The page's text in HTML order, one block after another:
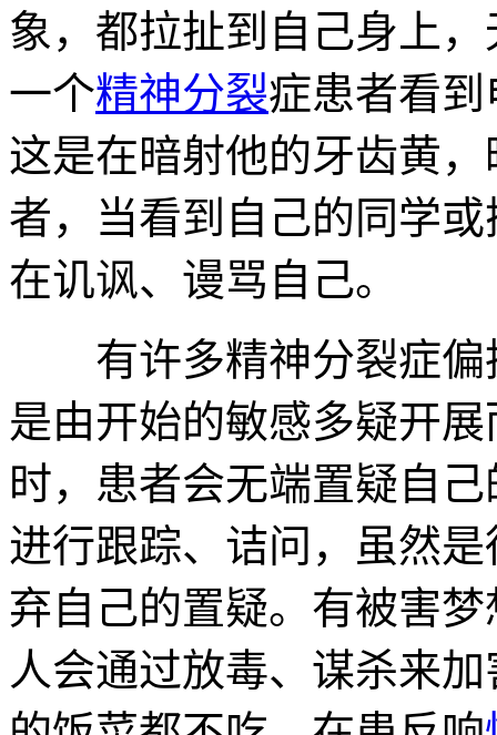
象，都拉扯到自己身上
一个精神分裂症患者看
这是在暗射他的牙齿黄
者，当看到自己的同学
在讥讽、谩骂自己。
有许多精神分裂症偏
是由开始的敏感多疑开
时，患者会无端置疑自
进行跟踪、诘问，虽然
弃自己的置疑。有被害
人会通过放毒、谋杀来